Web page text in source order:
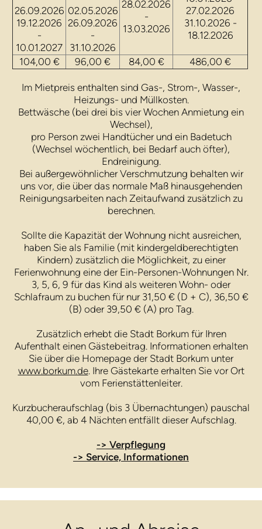
26.09.2026
19.12.2026
-
10.01.2027
02.05.2026
26.09.2026
-
31.10.2026
28.02.2026
-
13.03.2026
27.02.2026
31.10.2026 -
18.12.2026
104,00 € 96,00 € 84,00 € 486,00 €
Im Mietpreis enthalten sind Gas-, Strom-, Wasser-,
Heizungs- und Müllkosten.
Bettwäsche (bei drei bis vier Wochen Anmietung ein
Wechsel),
pro Person zwei Handtücher und ein Badetuch
(Wechsel wöchentlich, bei Bedarf auch öfter),
Endreinigung.
Bei außergewöhnlicher Verschmutzung behalten wir
uns vor, die über das normale Maß hinausgehenden
Reinigungsarbeiten nach Zeitaufwand zusätzlich zu
berechnen.
Sollte die Kapazität der Wohnung nicht ausreichen,
haben Sie als Familie (mit kindergeldberechtigten
Kindern) zusätzlich die Möglichkeit, zu einer
Ferienwohnung eine der Ein-Personen-Wohnungen Nr.
3, 5, 6, 9 für das Kind als weiteren Wohn- oder
Schlafraum zu buchen für nur 31,50 € (D + C), 36,50 €
(B) oder 39,50 € (A) pro Tag.
Zusätzlich erhebt die Stadt Borkum für Ihren
Aufenthalt einen Gästebeitrag. Informationen erhalten
Sie über die Homepage der Stadt Borkum unter
www.borkum.de. Ihre Gästekarte erhalten Sie vor Ort
vom Ferienstättenleiter.
Kurzbucheraufschlag (bis 3 Übernachtungen) pauschal
40,00 €, ab 4 Nächten entfällt dieser Aufschlag.
-> Verpflegung
-> Service, Informationen